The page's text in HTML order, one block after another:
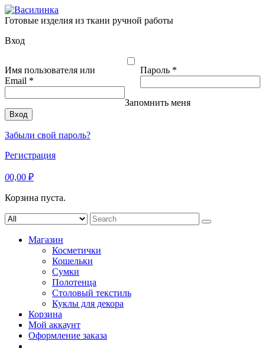
Skip
to
Готовые изделия из ткани ручной работы
Вход
Имя пользователя или
Email *
Пароль *Обязательно
Запомнить меня
Вход
Забыли свой пароль?
Регистрация
00,00 ₽
Корзина пуста.
Search
for:
Магазин
Косметички
Кошельки
Сумки
Полотенца
Столовый текстиль
Куклы для декора
Корзина
Мой аккаунт
Оформление заказа